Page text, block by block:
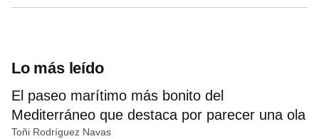
Lo más leído
El paseo marítimo más bonito del
Mediterráneo que destaca por parecer una ola
Toñi Rodríguez Navas